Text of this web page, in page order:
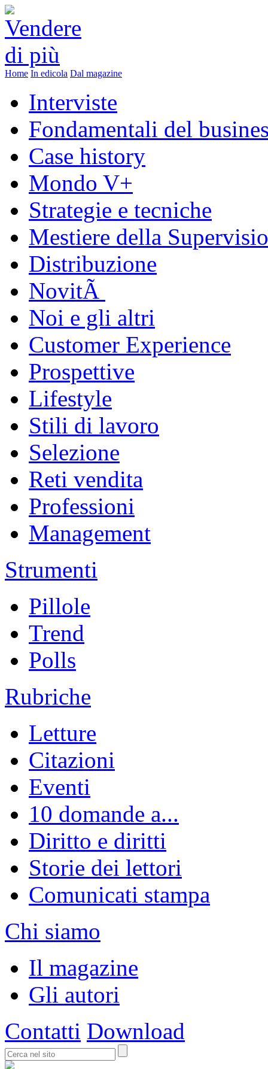
Home In edicola Dal magazine
Interviste
Fondamentali del
Case history
Mondo V+
Strategie e tecniche
Mestiere della
Distribuzione
NovitÃ
Noi e gli altri
Customer Experience
Prospettive
Lifestyle
Stili di lavoro
Selezione
Reti vendita
Professioni
Management
Strumenti
Pillole
Trend
Polls
Rubriche
Letture
Citazioni
Eventi
10 domande a...
Diritto e diritti
Storie dei lettori
Comunicati stampa
Chi siamo
Il magazine
Gli autori
Contatti Download